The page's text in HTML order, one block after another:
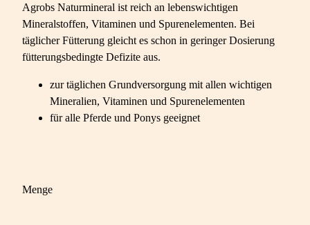
Agrobs Naturmineral ist reich an lebenswichtigen
Mineralstoffen, Vitaminen und Spurenelementen. Bei
täglicher Fütterung gleicht es schon in geringer Dosierung
fütterungsbedingte Defizite aus.
zur täglichen Grundversorgung mit allen wichtigen
Mineralien, Vitaminen und Spurenelementen
für alle Pferde und Ponys geeignet
Menge